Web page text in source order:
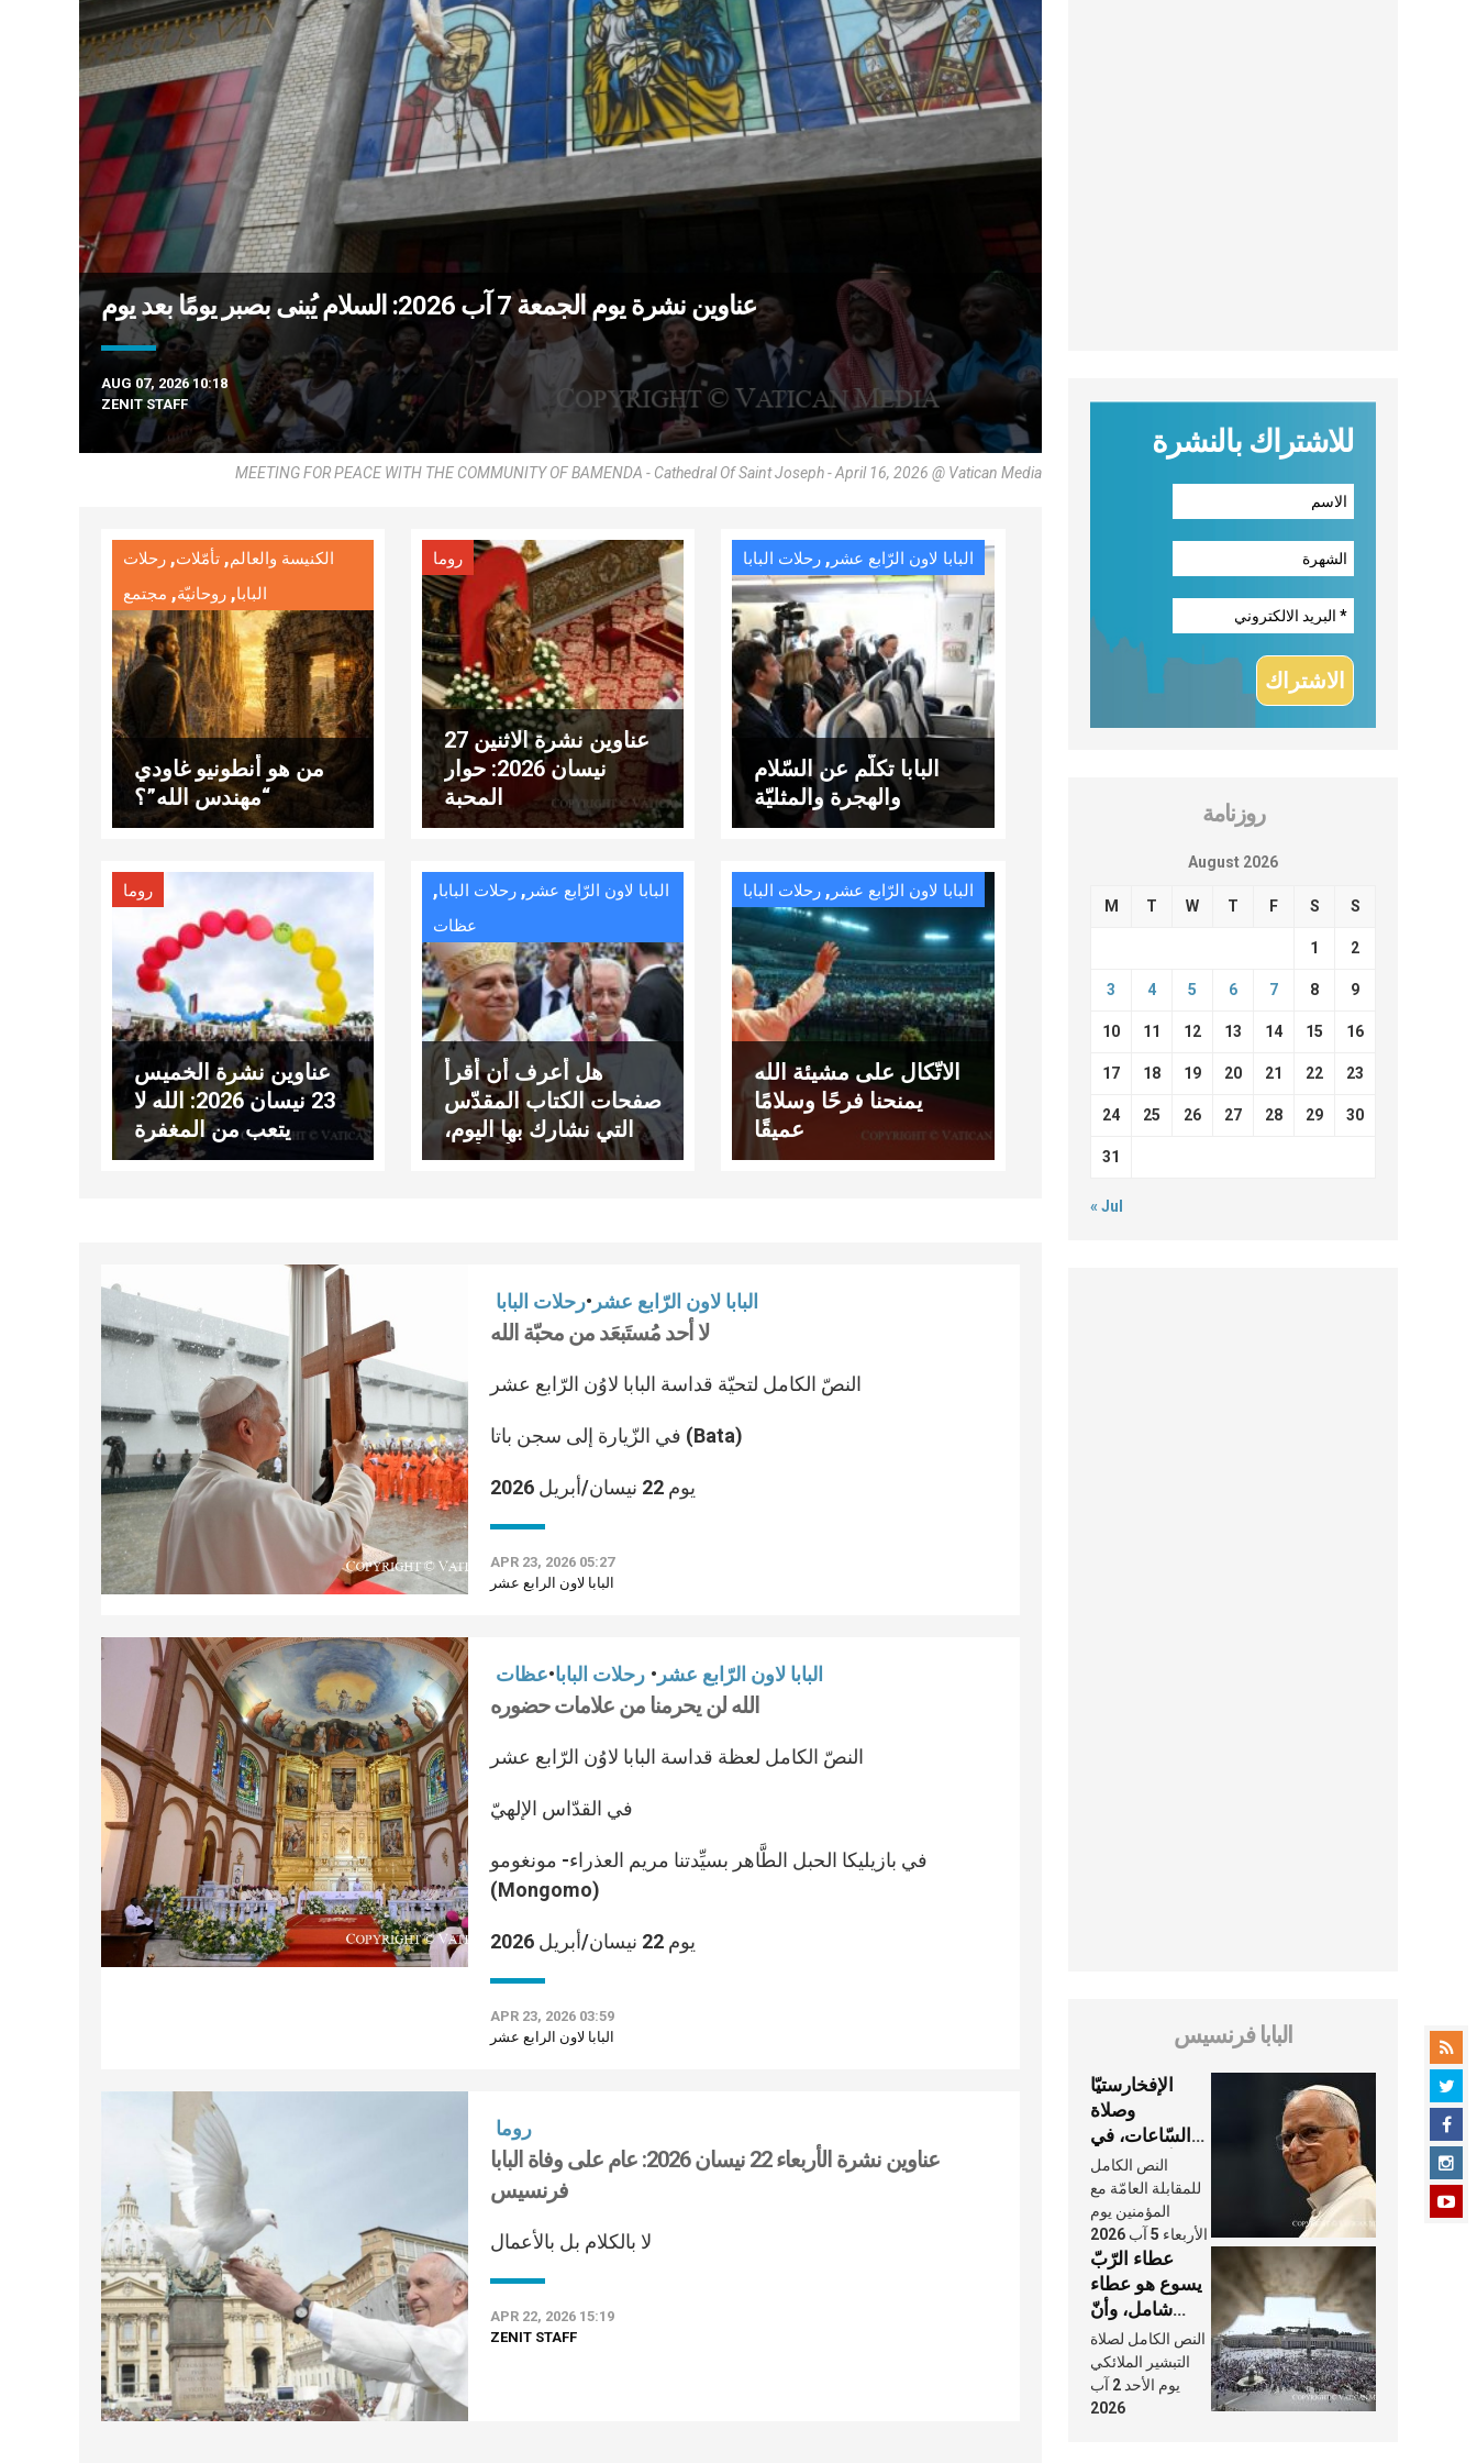
عناوين نشرة يوم الجمعة 7 آب 2026: السلام يُبنى بصبر يومًا بعد يوم
AUG 07, 2026 10:18
ZENIT STAFF
MEETING FOR PEACE WITH THE COMMUNITY OF BAMENDA - Cathedral Of Saint Joseph - April 16, 2026 @ Vatican Media
الكنيسة والعالم, تأمّلات, رحلات
البابا, روحانيّة, مجتمع
من هو أنطونيو غاودي
“مهندس الله”؟
روما
عناوين نشرة الاثنين 27
نيسان 2026: حوار
المحبة
البابا لاون الرّابع عشر , رحلات البابا
البابا تكلّم عن السّلام
والهجرة والمثليّة
روما
عناوين نشرة الخميس
23 نيسان 2026: الله لا
يتعب من المغفرة
البابا لاون الرّابع عشر , رحلات البابا,
عظات
هل أعرف أن أقرأ
صفحات الكتاب المقدّس
التي نشارك بها اليوم،
وكيف أقرأها؟
البابا لاون الرّابع عشر , رحلات البابا
الاتّكال على مشيئة الله
يمنحنا فرحًا وسلامًا
عميقًا
البابا لاون الرّابع عشر •رحلات البابا
لا أحد مُستَبعَد من محبّة الله
النصّ الكامل لتحيّة قداسة البابا لاوُن الرّابع عشر
في الزّيارة إلى سجن باتا (Bata)
يوم 22 نيسان/أبريل 2026
APR 23, 2026 05:27
البابا لاون الرابع عشر
البابا لاون الرّابع عشر • رحلات البابا•عظات
الله لن يحرمنا من علامات حضوره
النصّ الكامل لعظة قداسة البابا لاوُن الرّابع عشر
في القدّاس الإلهيّ
في بازيليكا الحبل الطَّاهر بسيِّدتنا مريم العذراء- مونغومو
(Mongomo)
يوم 22 نيسان/أبريل 2026
APR 23, 2026 03:59
البابا لاون الرابع عشر
روما
عناوين نشرة الأربعاء 22 نيسان 2026: عام على وفاة البابا
فرنسيس
لا بالكلام بل بالأعمال
APR 22, 2026 15:19
ZENIT STAFF
للاشتراك بالنشرة
روزنامة
August 2026
M T W T F S S
1 2
3 4 5 6 7 8 9
10 11 12 13 14 15 16
17 18 19 20 21 22 23
24 25 26 27 28 29 30
31
« Jul
البابا فرنسيس
الإفخارستيّا
وصلاة
السّاعات، في
كلّ أسبوع وكلّ
يوم، هما النَّفَس
في حياة
الكنيسة
النص الكامل
للمقابلة العامّة مع
المؤمنين يوم
الأربعاء 5 آب 2026
عطاء الرّبّ
يسوع هو عطاء
شامل، وأنّ
عنايته بنا لا
تغيب عنّا أبدًا
النص الكامل لصلاة
التبشير الملائكي
يوم الأحد 2 آب
2026